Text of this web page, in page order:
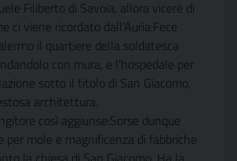
Filiberto di Savoia, allora vicerè di
ci viene ricordato dall’Aurìa:Fece
il quartiere della soldatesca
con mura, e l’hospedale per
sotto il titolo di San Giacomo,
architettura.
così aggiunse:Sorse dunque
per mole e magnificenza di fabbriche